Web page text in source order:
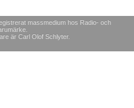
massmedium hos Radio- och
är Carl Olof Schlyter.